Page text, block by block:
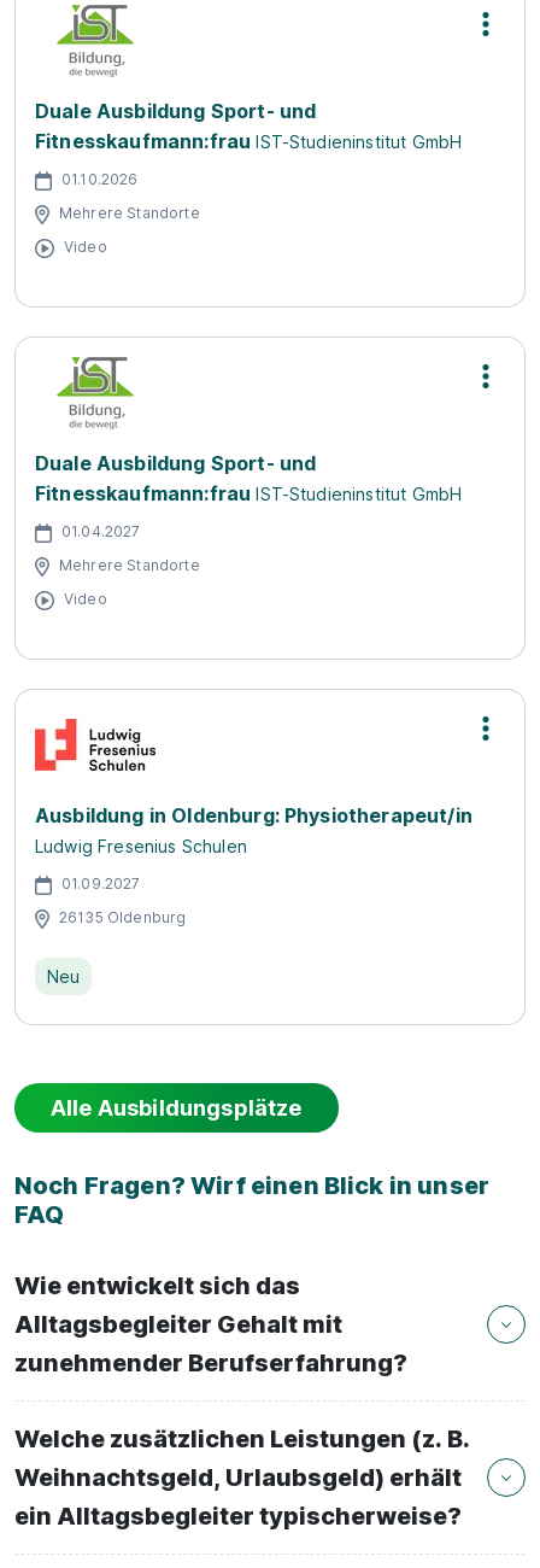
Duale Ausbildung Sport- und
Fitnesskaufmann:frau IST-Studieninstitut GmbH
01.10.2026
Mehrere Standorte
Video
Duale Ausbildung Sport- und
Fitnesskaufmann:frau IST-Studieninstitut GmbH
01.04.2027
Mehrere Standorte
Video
Ausbildung in Oldenburg: Physiotherapeut/in
Ludwig Fresenius Schulen
01.09.2027
26135 Oldenburg
Neu
Alle Ausbildungsplätze
Noch Fragen? Wirf einen Blick in unser
FAQ
Wie entwickelt sich das
Alltagsbegleiter Gehalt mit
zunehmender Berufserfahrung?
Welche zusätzlichen Leistungen (z. B.
Weihnachtsgeld, Urlaubsgeld) erhält
ein Alltagsbegleiter typischerweise?